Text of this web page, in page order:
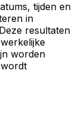
tijden en
in
resultaten
worden